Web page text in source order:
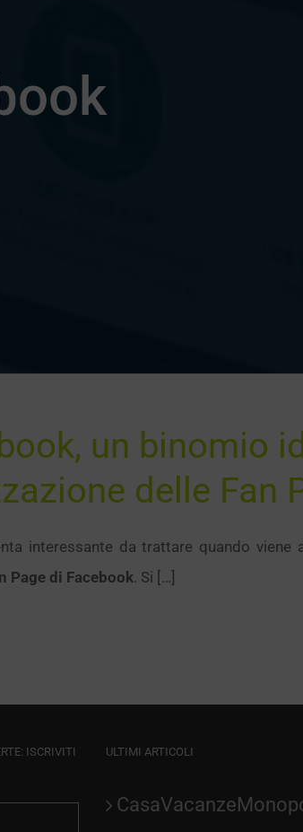
un binomio
delle Fan
interessante da trattare quando viene
Page di Facebook. Si […]
ISCRIVITI
ULTIMI ARTICOLI